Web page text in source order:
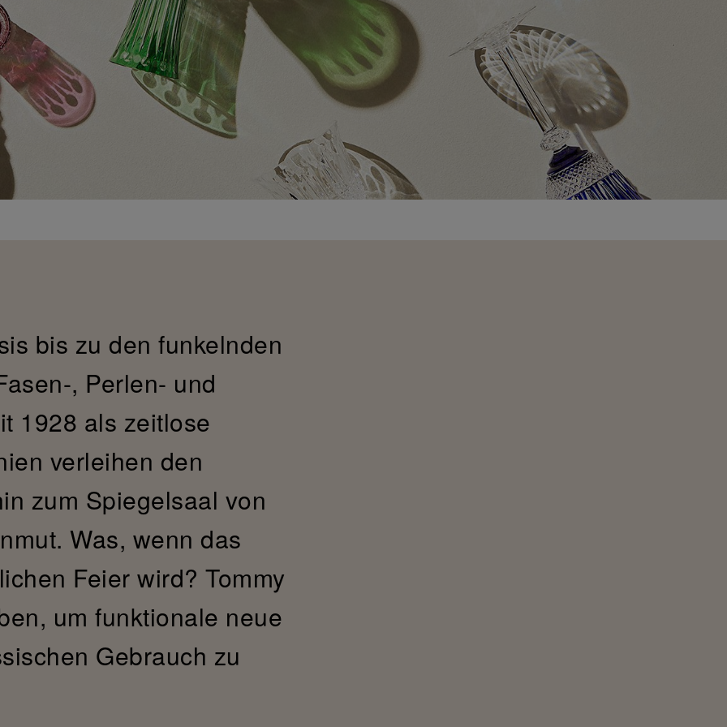
bis zu den funkelnden
, Perlen- und
1928 als zeitlose
verleihen den
zum Spiegelsaal von
Was, wenn das
Feier wird? Tommy
um funktionale neue
Gebrauch zu